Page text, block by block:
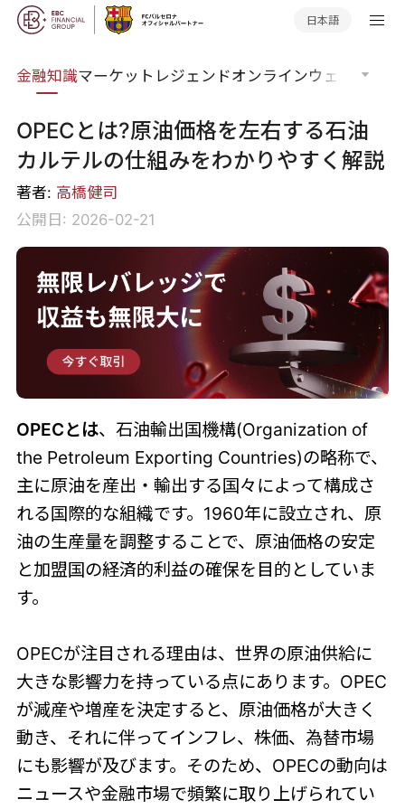
日本語
金融知識マーケットレジェンドオンラインウェビナー
OPECとは?原油価格を左右する石油
カルテルの仕組みをわかりやすく解説
著者: 高橋健司
公開日: 2026-02-21
OPECとは、石油輸出国機構(Organization of
the Petroleum Exporting Countries)の略称で、
主に原油を産出・輸出する国々によって構成さ
れる国際的な組織です。1960年に設立され、原
油の生産量を調整することで、原油価格の安定
と加盟国の経済的利益の確保を目的としていま
す。
OPECが注目される理由は、世界の原油供給に
大きな影響力を持っている点にあります。OPEC
が減産や増産を決定すると、原油価格が大きく
動き、それに伴ってインフレ、株価、為替市場
にも影響が及びます。そのため、OPECの動向は
ニュースや金融市場で頻繁に取り上げられてい